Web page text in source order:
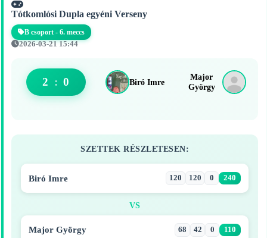
Tótkomlósi Dupla egyéni Verseny
B csoport - 6. meccs
2026-03-21 15:44
Biró Imre
2 : 0
Major
György
SZETTEK RÉSZLETESEN:
Biró Imre 120 120 0 240
VS
Major György 68 42 0 110